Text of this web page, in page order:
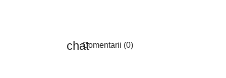
Comentarii (0)